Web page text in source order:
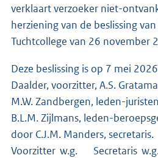
verklaart verzoeker niet-
herziening van de beslissing
Tuchtcollege van 26 november
Deze beslissing is op 7 mei
Daalder, voorzitter, A.S.
M.W. Zandbergen, leden-
B.L.M. Zijlmans, leden-
door C.J.M. Manders, secretaris.
Voorzitter w.g. Secretaris